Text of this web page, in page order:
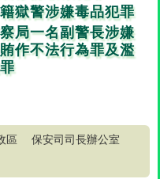
獄警涉嫌毒品犯罪
局一名副警長涉嫌
作不法行為罪及濫
區 保安司司長辦公室